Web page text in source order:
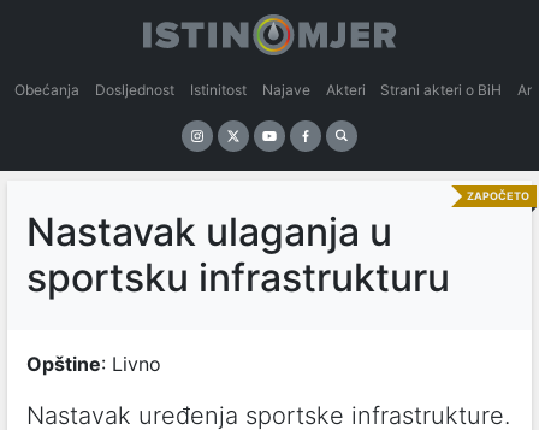
Obećanja Dosljednost Istinitost Najave Akteri Strani akteri o BiH
ZAPOČETO
Nastavak ulaganja u
sportsku infrastrukturu
Opštine: Livno
Nastavak uređenja sportske infrastrukture.